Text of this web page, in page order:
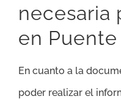
necesaria
en
En cuanto a la
poder realizar el